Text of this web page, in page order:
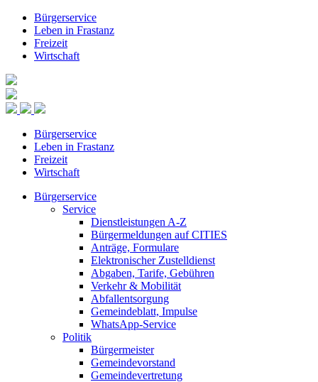
Bürgerservice
Leben in Frastanz
Freizeit
Wirtschaft
Bürgerservice
Leben in Frastanz
Freizeit
Wirtschaft
Bürgerservice
Service
Dienstleistungen A-Z
Bürgermeldungen auf CITIES
Anträge, Formulare
Elektronischer Zustelldienst
Abgaben, Tarife, Gebühren
Verkehr & Mobilität
Abfallentsorgung
Gemeindeblatt, Impulse
WhatsApp-Service
Politik
Bürgermeister
Gemeindevorstand
Gemeindevertretung